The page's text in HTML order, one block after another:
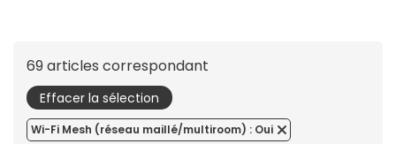
69 articles correspondant
Effacer la sélection
Wi-Fi Mesh (réseau maillé/multiroom) : Oui